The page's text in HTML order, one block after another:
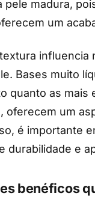
pele madura,
um
influencia
Bases muito
quanto as mais
oferecem um
é importante
durabilidade e
benéficos